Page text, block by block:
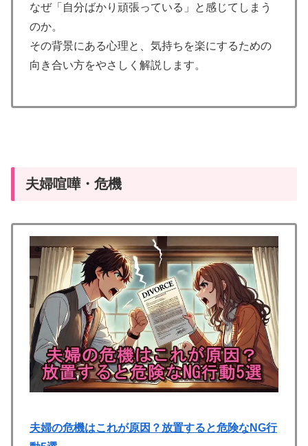
なぜ「自分ばかり頑張っている」と感じてしまう
のか。
その背景にある心理と、気持ちを楽にするための
向き合い方をやさしく解説します。
夫婦喧嘩・危機
夫婦の危機はこれが原因？放置すると危険なNG行